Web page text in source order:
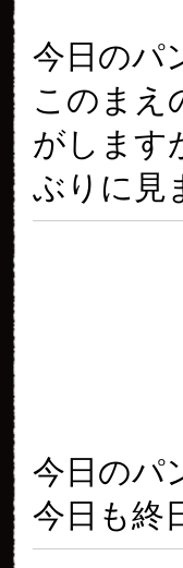
今日のパ
このまえ
がします
ぶりに見
今日のパ
今日も終